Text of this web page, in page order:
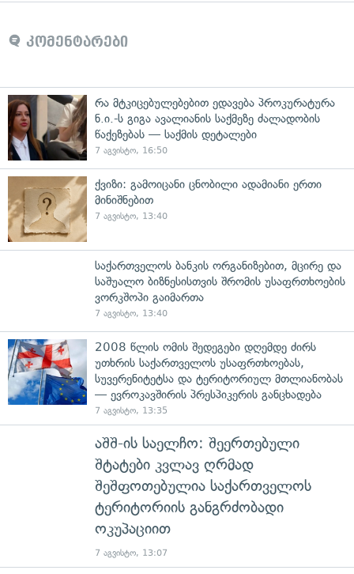
კომენტარები
რა მტკიცებულებებით ედავება პროკურატურა
ნ.ი.-ს გიგა ავალიანის საქმეზე ძალადობის
წაქეზებას — საქმის დეტალები
7 აგვისტო, 16:50
ქვიზი: გამოიცანი ცნობილი ადამიანი ერთი
მინიშნებით
7 აგვისტო, 13:40
საქართველოს ბანკის ორგანიზებით, მცირე და
საშუალო ბიზნესისთვის შრომის უსაფრთხოების
ვორკშოპი გაიმართა
7 აგვისტო, 13:40
2008 წლის ომის შედეგები დღემდე ძირს
უთხრის საქართველოს უსაფრთხოებას,
სუვერენიტეტსა და ტერიტორიულ მთლიანობას
— ევროკავშირის პრესპიკერის განცხადება
7 აგვისტო, 13:35
აშშ-ის საელჩო: შეერთებული
შტატები კვლავ ღრმად
შეშფოთებულია საქართველოს
ტერიტორიის განგრძობადი
ოკუპაციით
7 აგვისტო, 13:07